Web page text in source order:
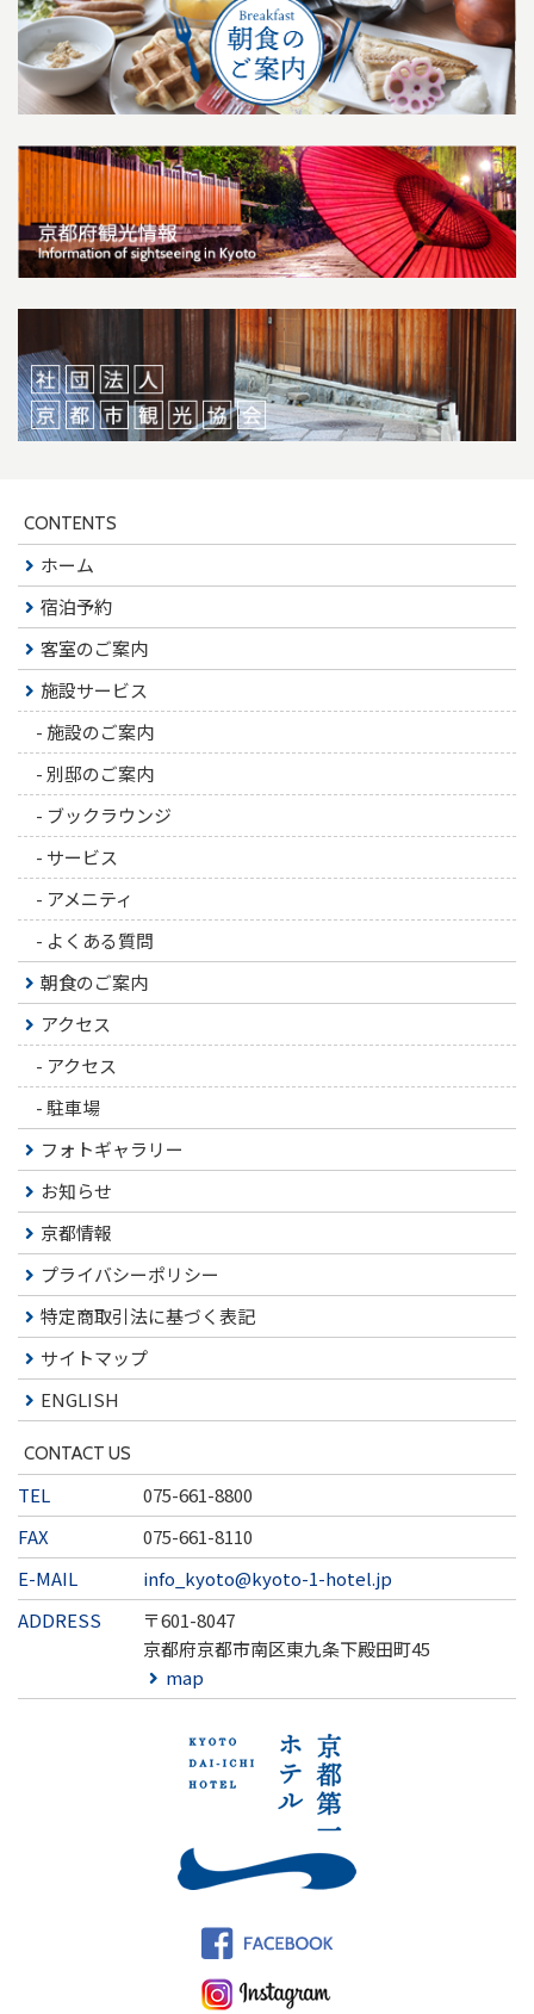
CONTENTS
ホーム
宿泊予約
客室のご案内
施設サービス
-施設のご案内
- 別邸のご案内
- ブックラウンジ
- サービス
- アメニティ
- よくある質問
朝食のご案内
アクセス
- アクセス
- 駐車場
フォトギャラリー
お知らせ
京都情報
プライバシーポリシー
特定商取引法に基づく表記
サイトマップ
ENGLISH
CONTACT US
TEL
075-661-8800
FAX
075-661-8110
E-MAIL
info_kyoto@kyoto-1-hotel.jp
ADDRESS
〒601-8047
京都府京都市南区東九条下殿田町45
map